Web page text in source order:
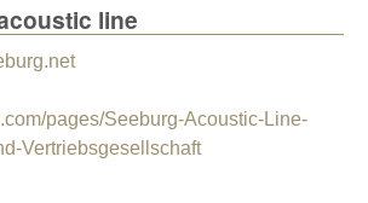
line
pages/Seeburg-Acoustic-Line-
Vertriebsgesellschaft